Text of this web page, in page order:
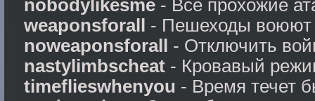
nobodylikesme - Все прохожие
weaponsforall
- Пешеходы воюют
noweaponsforall
- Отключить
nastylimbscheat - Кровавый
timeflieswhenyou - Время течет